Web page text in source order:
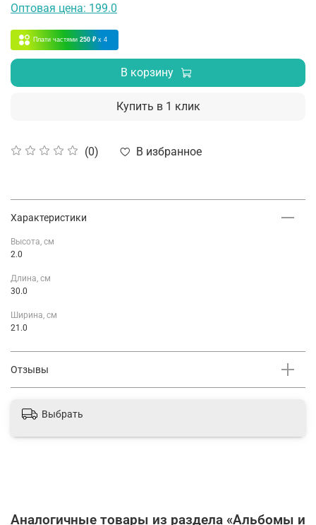
(0) В избранное
Оптовая цена: 199.0
Плати частями 250 ₽ x 4
В корзину
Купить в 1 клик
Выбрать
Характеристики
Высота, см
2.0
Длина, см
30.0
Ширина, см
21.0
Отзывы
Написать отзыв
Аналогичные товары из раздела «Альбомы и